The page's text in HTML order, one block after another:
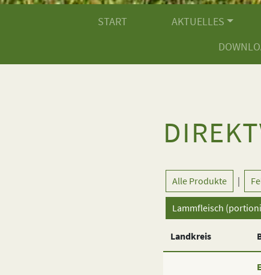
START AKTUELLES
Alle Produkte |
Lammfleisch
Landkreis